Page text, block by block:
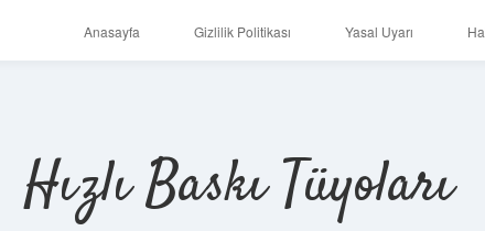
Anasayfa Gizlilik Politikası Yasal Uyarı
Hızlı Baskı Tüyoları